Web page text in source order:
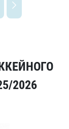
2026